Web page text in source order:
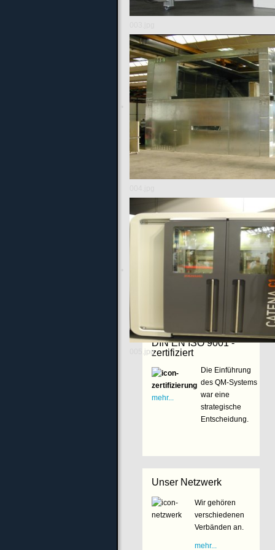
005.jpg
Aktuelles
Unternehmensfilm
Unser Betrieb ist nach
DIN EN ISO 9001 -
zertifiziert
mehr...
Die Einführung
des QM-Systems
war eine
strategische
Entscheidung.
Unser Netzwerk
Wir gehören
verschiedenen
Verbänden an.
mehr...